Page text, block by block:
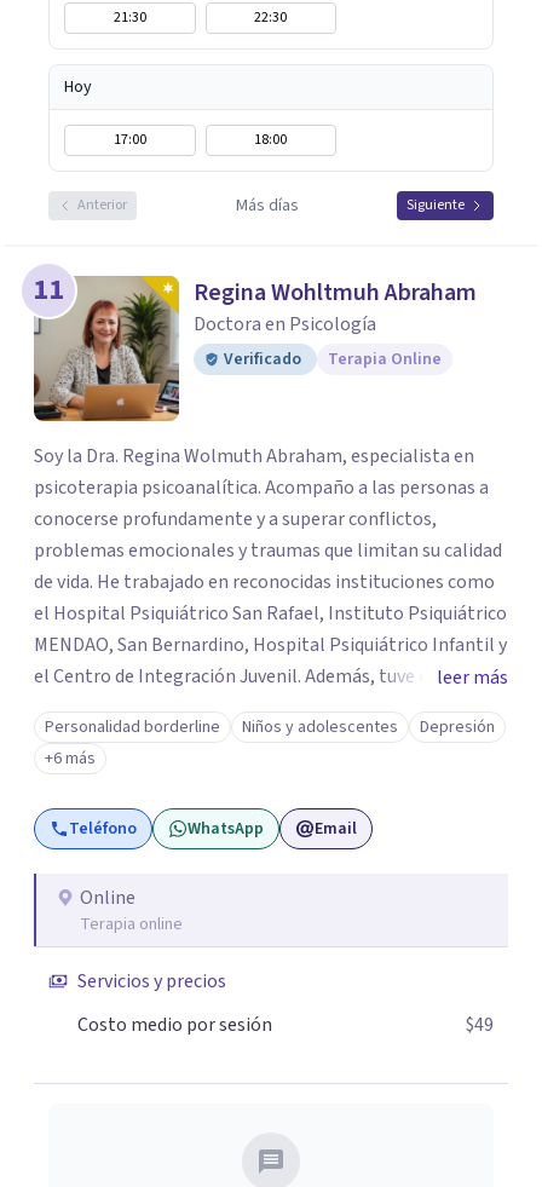
21:30 22:30
Hoy
17:00 18:00
Anterior Más días Siguiente
11 Regina Wohltmuh Abraham
Doctora en Psicología
Verificado Terapia Online
Soy la Dra. Regina Wolmuth Abraham, especialista en
psicoterapia psicoanalítica. Acompaño a las personas a
conocerse profundamente y a superar conflictos,
problemas emocionales y traumas que limitan su calidad
de vida. He trabajado en reconocidas instituciones como
el Hospital Psiquiátrico San Rafael, Instituto Psiquiátrico
MENDAO, San Bernardino, Hospital Psiquiátrico Infantil y
el Centro de Integración Juvenil. Además, tuve el
privilegio de colaborar en comunidades como Olivar del
Conde y Xochimilco, lo que me permitió conocer diversas
realidades y necesidades.
leer más
Personalidad borderline Niños y adolescentes
Depresión
+6 más
Teléfono WhatsApp Email
Online
Terapia online
Servicios y precios
Costo medio por sesión
$49